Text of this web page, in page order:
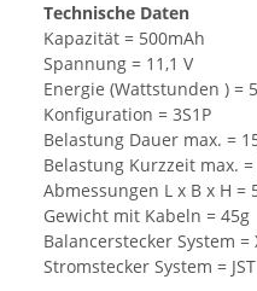
Technische Daten
Kapazität = 500mAh
Spannung = 11,1 V
Energie (Wattstunden ) =
Konfiguration = 3S1P
Belastung Dauer max. =
Belastung Kurzzeit max. =
Abmessungen L x B x H =
Gewicht mit Kabeln = 45g
Balancerstecker System =
Stromstecker System =